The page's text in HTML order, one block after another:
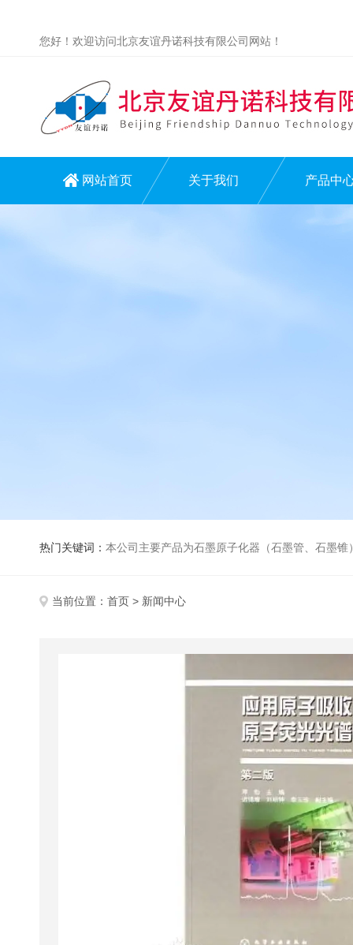
您好！欢迎访问北京友谊丹诺科技有限公司网站！
网站首页 关于我们 产品中
热门关键词： 本公司主要产品为石墨原子化器（石墨管、石墨锥）、元素空心阴极灯、氘灯、空心
当前位置： 首页 > 新闻中心